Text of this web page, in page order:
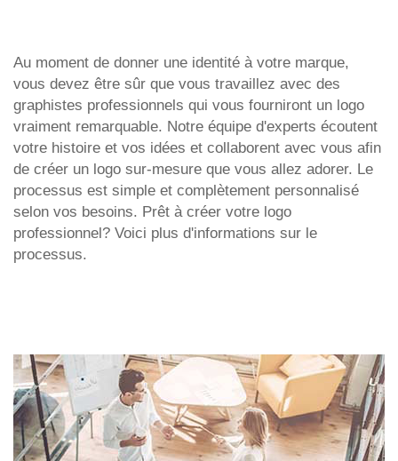
Au moment de donner une identité à votre marque,
vous devez être sûr que vous travaillez avec des
graphistes professionnels qui vous fourniront un logo
vraiment remarquable. Notre équipe d'experts écoutent
votre histoire et vos idées et collaborent avec vous afin
de créer un logo sur-mesure que vous allez adorer. Le
processus est simple et complètement personnalisé
selon vos besoins. Prêt à créer votre logo
professionnel? Voici plus d'informations sur le
processus.